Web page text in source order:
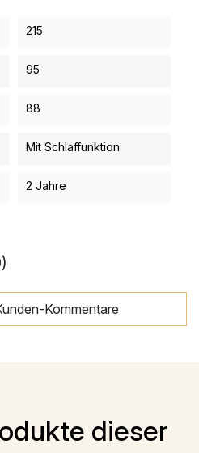
215
95
88
Mit Schlaffunktion
2 Jahre
Kommentare
dieser